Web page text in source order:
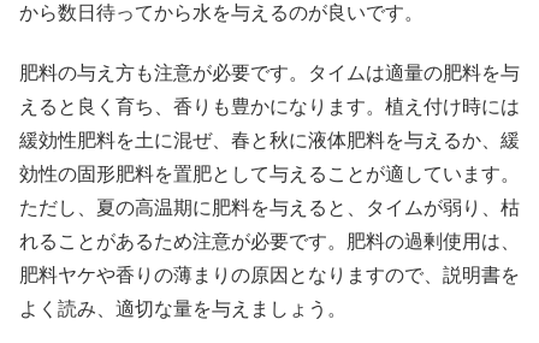
から数日待ってから水を与えるのが良いです。
肥料の与え方も注意が必要です。タイムは適量の肥料を与
えると良く育ち、香りも豊かになります。植え付け時には
緩効性肥料を土に混ぜ、春と秋に液体肥料を与えるか、緩
効性の固形肥料を置肥として与えることが適しています。
ただし、夏の高温期に肥料を与えると、タイムが弱り、枯
れることがあるため注意が必要です。肥料の過剰使用は、
肥料ヤケや香りの薄まりの原因となりますので、説明書を
よく読み、適切な量を与えましょう。